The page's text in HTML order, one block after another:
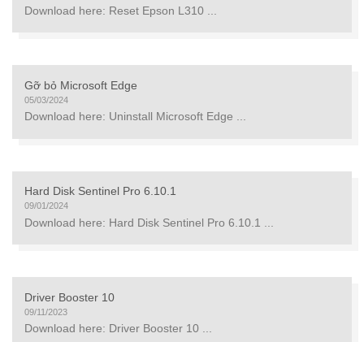
Download here: Reset Epson L310 ...
Gỡ bỏ Microsoft Edge
05/03/2024
Download here: Uninstall Microsoft Edge ...
Hard Disk Sentinel Pro 6.10.1
09/01/2024
Download here: Hard Disk Sentinel Pro 6.10.1 ...
Driver Booster 10
09/11/2023
Download here: Driver Booster 10 ...